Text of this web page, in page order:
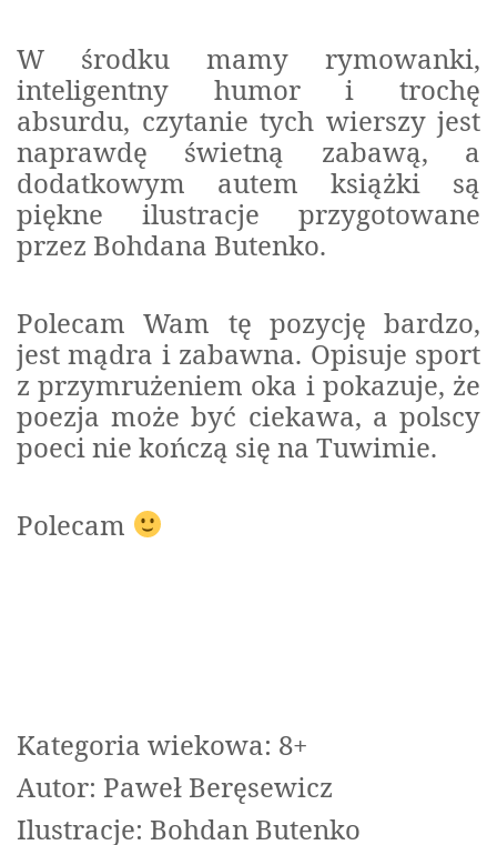
W środku mamy rymowanki,
inteligentny humor i trochę
absurdu, czytanie tych wierszy jest
naprawdę świetną zabawą, a
dodatkowym autem książki są
piękne ilustracje przygotowane
przez Bohdana Butenko.
Polecam Wam tę pozycję bardzo,
jest mądra i zabawna. Opisuje sport
z przymrużeniem oka i pokazuje, że
poezja może być ciekawa, a polscy
poeci nie kończą się na Tuwimie.
Polecam
Kategoria wiekowa: 8+
Autor: Paweł Beręsewicz
Ilustracje: Bohdan Butenko